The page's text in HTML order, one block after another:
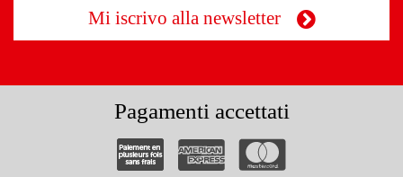
Mi iscrivo alla newsletter
Pagamenti accettati